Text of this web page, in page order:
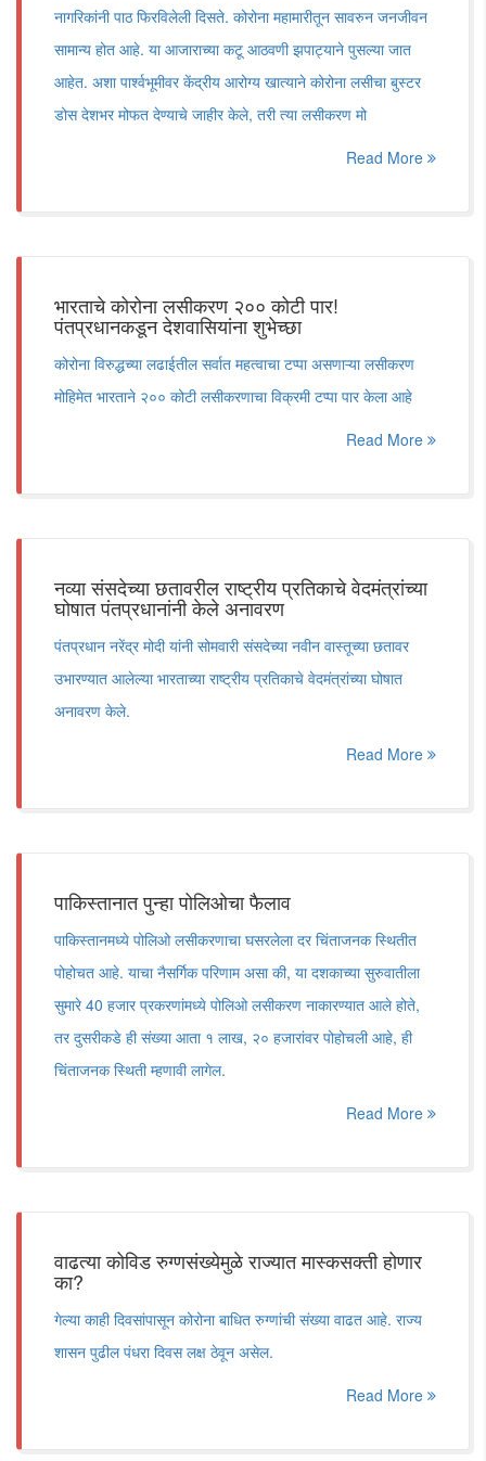
नागरिकांनी पाठ फिरविलेली दिसते. कोरोना महामारीतून सावरुन जनजीवन
सामान्य होत आहे. या आजाराच्या कटू आठवणी झपाट्याने पुसल्या जात
आहेत. अशा पार्श्वभूमीवर केंद्रीय आरोग्य खात्याने कोरोना लसीचा बुस्टर
डोस देशभर मोफत देण्याचे जाहीर केले, तरी त्या लसीकरण मो
Read More
भारताचे कोरोना लसीकरण २०० कोटी पार!
पंतप्रधानकडून देशवासियांना शुभेच्छा
कोरोना विरुद्धच्या लढाईतील सर्वात महत्वाचा टप्पा असणाऱ्या लसीकरण
मोहिमेत भारताने २०० कोटी लसीकरणाचा विक्रमी टप्पा पार केला आहे
Read More
नव्या संसदेच्या छतावरील राष्ट्रीय प्रतिकाचे वेदमंत्रांच्या
घोषात पंतप्रधानांनी केले अनावरण
पंतप्रधान नरेंद्र मोदी यांनी सोमवारी संसदेच्या नवीन वास्तूच्या छतावर
उभारण्यात आलेल्या भारताच्या राष्ट्रीय प्रतिकाचे वेदमंत्रांच्या घोषात
अनावरण केले.
Read More
पाकिस्तानात पुन्हा पोलिओचा फैलाव
पाकिस्तानमध्ये पोलिओ लसीकरणाचा घसरलेला दर चिंताजनक स्थितीत
पोहोचत आहे. याचा नैसर्गिक परिणाम असा की, या दशकाच्या सुरुवातीला
सुमारे 40 हजार प्रकरणांमध्ये पोलिओ लसीकरण नाकारण्यात आले होते,
तर दुसरीकडे ही संख्या आता १ लाख, २० हजारांवर पोहोचली आहे, ही
चिंताजनक स्थिती म्हणावी लागेल.
Read More
वाढत्या कोविड रुग्णसंख्येमुळे राज्यात मास्कसक्ती होणार
का?
गेल्या काही दिवसांपासून कोरोना बाधित रुग्णांची संख्या वाढत आहे. राज्य
शासन पुढील पंधरा दिवस लक्ष ठेवून असेल.
Read More